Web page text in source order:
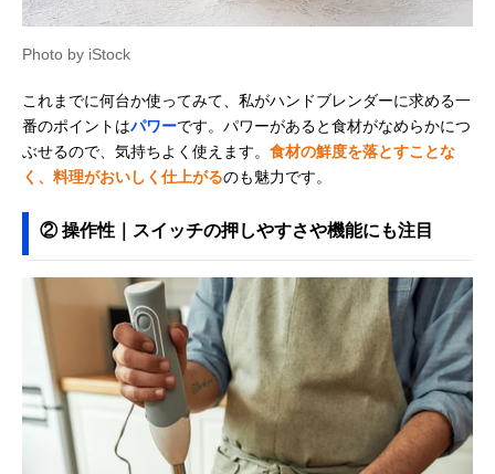
Photo by iStock
これまでに何台か使ってみて、私がハンドブレンダーに求める一
番のポイントはパワーです。パワーがあると食材がなめらかにつ
ぶせるので、気持ちよく使えます。 食材の鮮度を落とすことな
く、料理がおいしく仕上がるのも魅力です。
② 操作性｜スイッチの押しやすさや機能にも注目